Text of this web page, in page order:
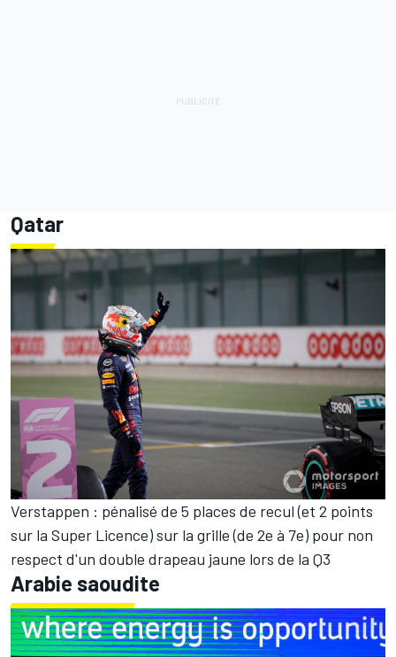
Qatar
Verstappen : pénalisé de 5 places de recul (et 2 points
sur la Super Licence) sur la grille (de 2e à 7e) pour non
respect d'un double drapeau jaune lors de la Q3
Arabie saoudite